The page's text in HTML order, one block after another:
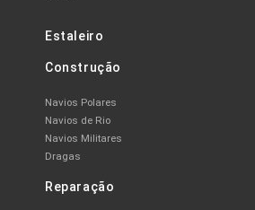
Estaleiro
Construção
Navios Polares
Navios de Rio
Navios Militares
Dragas
Reparação